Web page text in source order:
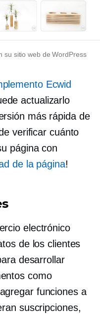
su sitio web de WordPress
Ecwid
actualizarlo
más rápida de
verificar cuánto
página con
de la página!
electrónico
de los clientes
desarrollar
como
funciones a
suscripciones,